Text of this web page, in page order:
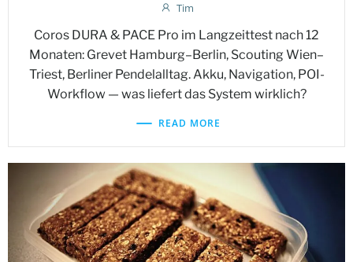
Tim
Coros DURA & PACE Pro im Langzeittest nach 12
Monaten: Grevet Hamburg–Berlin, Scouting Wien–
Triest, Berliner Pendelalltag. Akku, Navigation, POI-
Workflow — was liefert das System wirklich?
READ MORE